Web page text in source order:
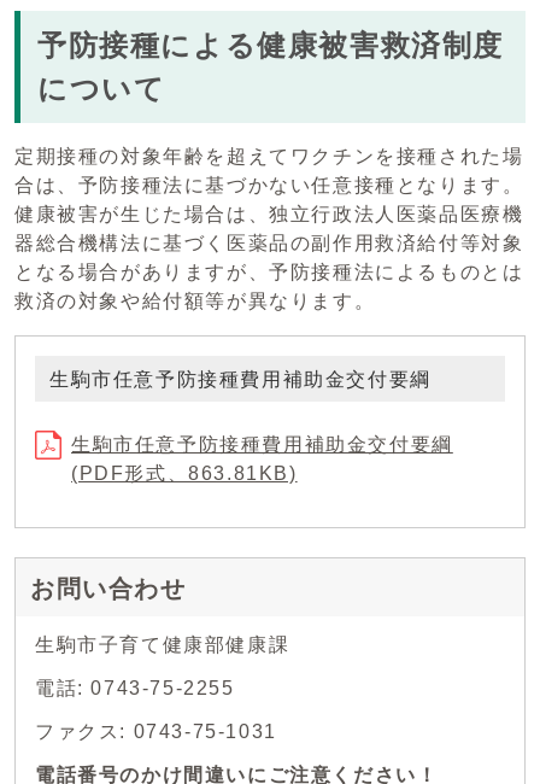
予防接種による健康被害救済制度
について
定期接種の対象年齢を超えてワクチンを接種された場
合は、予防接種法に基づかない任意接種となります。
健康被害が生じた場合は、独立行政法人医薬品医療機
器総合機構法に基づく医薬品の副作用救済給付等対象
となる場合がありますが、予防接種法によるものとは
救済の対象や給付額等が異なります。
生駒市任意予防接種費用補助金交付要綱
生駒市任意予防接種費用補助金交付要綱
(PDF形式、863.81KB)
お問い合わせ
生駒市子育て健康部健康課
電話: 0743-75-2255
ファクス: 0743-75-1031
電話番号のかけ間違いにご注意ください！